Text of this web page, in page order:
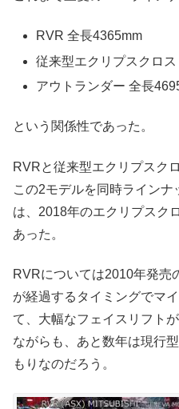
RVR 全長4365mm
従来型エクリプスクロ
アウトランダー 全長
という関係性であった。
RVRと従来型エクリプスク
この2モデルを同時ライン
は、2018年のエクリプスク
あった。
RVRについては2010年発売
が経過するタイミングでマ
て、大幅なフェイスリフト
ながらも、あと数年は現行
もりなのだろう。